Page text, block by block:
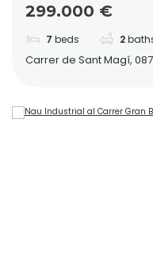
299.000 €
7 beds 2
Carrer de Sant Magí,